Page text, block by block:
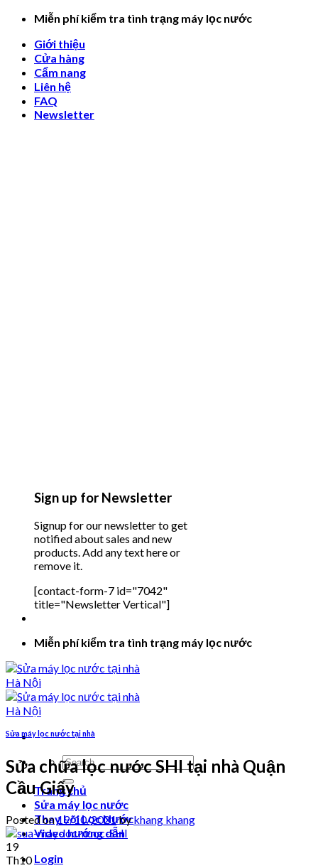
Skip
content
Miễn phí kiểm tra tình trạng máy lọc nước
Giới thiệu
Cửa hàng
Cẩm nang
Liên hệ
FAQ
Newsletter
Sign up for Newsletter
Signup for our newsletter to get
notified about sales and new
products. Add any text here or
remove it.
[contact-form-7 id="7042"
title="Newsletter Vertical"]
Miễn phí kiểm tra tình trạng máy lọc nước
Search
for:
Trang chủ
Sửa máy lọc nước
Thay Lõi Lọc Nước
Video hướng dẫn
Login
Sửa máy lọc nước tại nhà
Sửa chữa lọc nước SHI tại nhà Quận
Cầu Giấy
Posted on19/10/2021bykhang khang
19
Th10